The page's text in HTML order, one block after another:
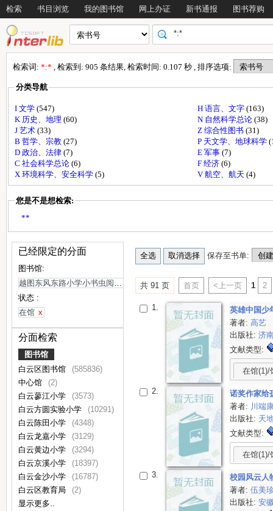
检索 书目浏览 我的图书馆 网上办证 新书通报 图书荐购
检索词: *:* , 检索到: 905 条结果, 检索时间: 0.107 秒 , 排序选项:
分类导航
I 文学 (547) H 语言、文字 (163)
K 历史、地理 (60) N 自然科学总论 (38)
J 艺术 (33) Z 综合性图书 (31)
B 哲学、宗教 (27) P 天文学、地球科学
D 政治、法律 (7) E 军事 (7)
C 社会科学总论 (6) F 经济 (6)
X 环境科学、安全科学 (5) V 航空、航天 (4)
您是不是想检索:
**
已经限定的分面
图书馆:
状态 :
在馆 x
分面检索
图书馆
白云区图书馆
(585836)
中心馆
(2)
白云蓼江小学
(3573)
白云方圆实验小学
(10291)
白云陈田小学
(4348)
白云龙嘉小学
(3129)
白云黄边小学
(3294)
白云京溪小学
(18397)
白云金沙小学
(16787)
白云区教育局
(2)
显示更多..
保存至书单:
共 91 页 首页 <上一页 1 2
1.
英雄中国少
著者:高艺
出版社:济
文献类型:
在馆(1)/
2.
诺奖作家给
著者: 川端
出版社: 天
文献类型:
在馆(1)/
3.
校园风云人
著者:伍美
出版社:安